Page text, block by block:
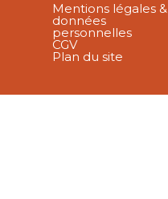
Mentions légales &
données
personnelles
CGV
Plan du site